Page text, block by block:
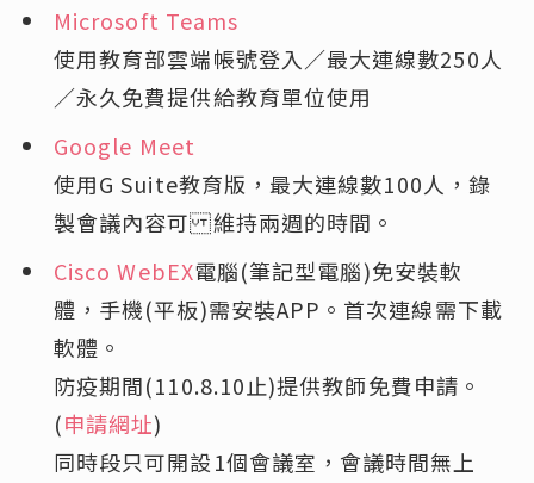
Microsoft Teams
使用教育部雲端帳號登入／最大連線數250人
／永久免費提供給教育單位使用
Google Meet
使用G Suite教育版，最大連線數100人，錄
製會議內容可 維持兩週的時間。
Cisco WebEX電腦(筆記型電腦)免安裝軟
體，手機(平板)需安裝APP。首次連線需下載
軟體。
防疫期間(110.8.10止)提供教師免費申請。
(申請網址)
同時段只可開設1個會議室，會議時間無上